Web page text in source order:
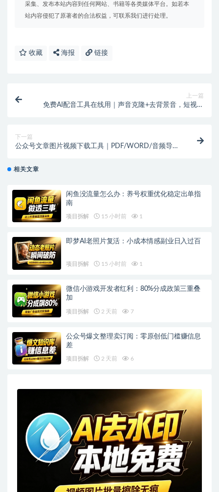
采集、发布本站内容到任何网站、书籍等各类媒体平台。如若本
站内容侵犯了原著者的合法权益，可联系我们进行处理。
收藏 海报 链接
上一篇
免费AI配音工具在线用｜声音克隆+去背景音，短视频
下一篇
公众号文章图片视频下载工具｜PDF/WORD/音频导出
相关文章
闲鱼没流量怎么办：养号权重优化稳定出单指
南
项目拆解 15 小时前 1
即梦AI老照片复活：小成本情感副业日入过百
项目拆解 15 小时前 1
微信小游戏开发者红利：80%分成政策三重叠
加
项目拆解 2 天前 7
公众号爆文整理卖订阅：零原创低门槛赚信息
差
项目拆解 2 天前 6